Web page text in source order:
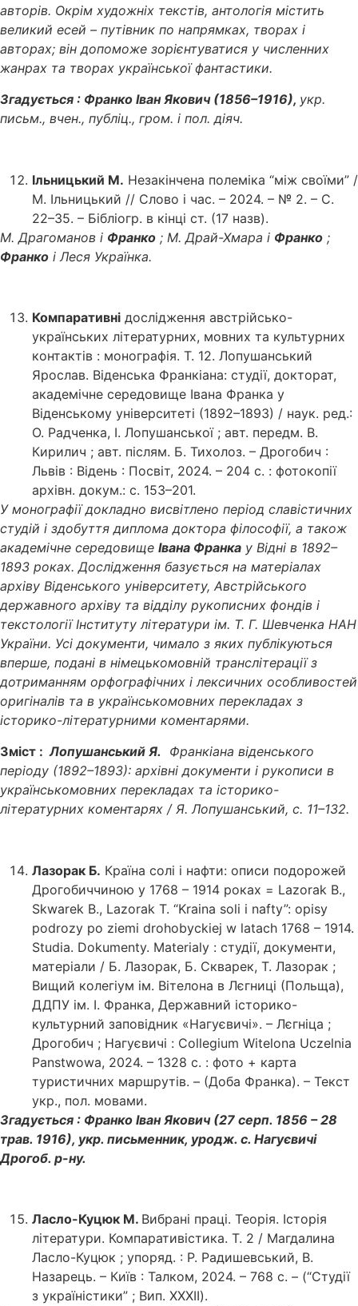
авторів. Окрім художніх текстів, антологія містить
великий есей – путівник по напрямках, творах і
авторах; він допоможе зорієнтуватися у численних
жанрах та творах української фантастики.
Згадується : Франко Іван Якович (1856–1916), укр.
письм., вчен., публіц., гром. і пол. діяч.
Ільницький М. Незакінчена полеміка “між своїми” /
М. Ільницький // Слово і час. – 2024. – № 2. – С.
22–35. – Бібліогр. в кінці ст. (17 назв).
М. Драгоманов і Франко ; М. Драй-Хмара і Франко ;
Франко і Леся Українка.
Компаративні дослідження австрійсько-
українських літературних, мовних та культурних
контактів : монографія. Т. 12. Лопушанський
Ярослав. Віденська Франкіана: студії, докторат,
академічне середовище Івана Франка у
Віденському університеті (1892–1893) / наук. ред.:
О. Радченка, І. Лопушанської ; авт. передм. В.
Кирилич ; авт. післям. Б. Тихолоз. – Дрогобич :
Львів : Відень : Посвіт, 2024. – 204 с. : фотокопії
архівн. докум.: с. 153–201.
У монографії докладно висвітлено період славістичних
студій і здобуття диплома доктора філософії, а також
академічне середовище Івана Франка у Відні в 1892–
1893 роках. Дослідження базується на матеріалах
архіву Віденського університету, Австрійського
державного архіву та відділу рукописних фондів і
текстології Інституту літератури ім. Т. Г. Шевченка НАН
України. Усі документи, чимало з яких публікуються
вперше, подані в німецькомовній транслітерації з
дотриманням орфографічних і лексичних особливостей
оригіналів та в українськомовних перекладах з
історико-літературними коментарями.
Зміст : Лопушанський Я. Франкіана віденського
періоду (1892–1893): архівні документи і рукописи в
українськомовних перекладах та історико-
літературних коментарях / Я. Лопушанський, с. 11–132.
Лазорак Б. Країна солі і нафти: описи подорожей
Дрогобиччиною у 1768 – 1914 роках = Lazorak B.,
Skwarek B., Lazorak T. “Kraina soli i nafty”: opisy
podrozy po ziemi drohobyckiej w latach 1768 – 1914.
Studia. Dokumenty. Materialy : студії, документи,
матеріали / Б. Лазорак, Б. Скварек, Т. Лазорак ;
Вищий колегіум ім. Вітелона в Лєгниці (Польща),
ДДПУ ім. І. Франка, Державний історико-
культурний заповідник «Нагуєвичі». – Лєгніца ;
Дрогобич ; Нагуєвичі : Collegium Witelona Uczelnia
Panstwowa, 2024. – 1328 с. : фото + карта
туристичних маршрутів. – (Доба Франка). – Текст
укр., пол. мовами.
Згадується : Франко Іван Якович (27 серп. 1856 – 28
трав. 1916), укр. письменник, уродж. с. Нагуєвичі
Дрогоб. р-ну.
Ласло-Куцюк М. Вибрані праці. Теорія. Історія
літератури. Компаративістика. Т. 2 / Магдалина
Ласло-Куцюк ; упоряд. : Р. Радишевський, В.
Назарець. – Київ : Талком, 2024. – 768 с. – (“Студії
з україністики” ; Вип. ХХХII).